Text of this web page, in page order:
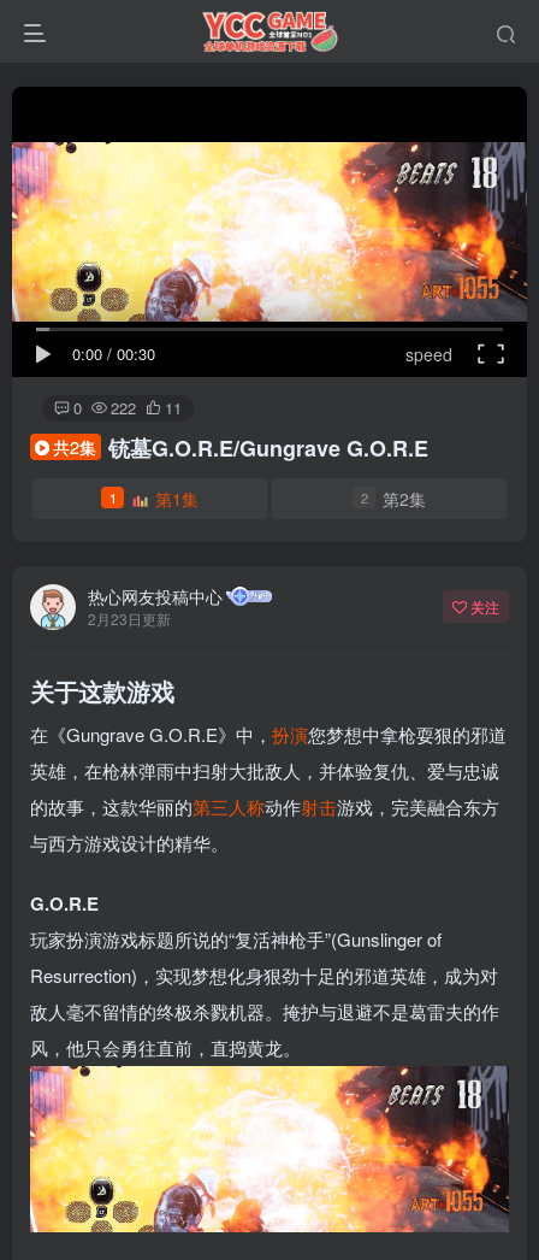
0:00 / 00:30 speed
0 222 11
共2集 铳墓G.O.R.E/Gungrave G.O.R.E
1 第1集 2 第2集
热心网友投稿中心
2月23日更新
关注
关于这款游戏
在《Gungrave G.O.R.E》中， 扮演您梦想中拿枪耍狠的邪道
英雄，在枪林弹雨中扫射大批敌人，并体验复仇、爱与忠诚
的故事，这款华丽的第三人称动作射击游戏，完美融合东方
与西方游戏设计的精华。
G.O.R.E
玩家扮演游戏标题所说的“复活神枪手”(Gunslinger of
Resurrection)，实现梦想化身狠劲十足的邪道英雄，成为对
敌人毫不留情的终极杀戮机器。掩护与退避不是葛雷夫的作
风，他只会勇往直前，直捣黄龙。